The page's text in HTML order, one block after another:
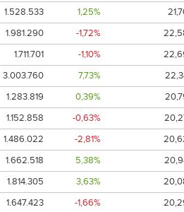
1.528.533 1,25%
1.981.290 -1,72%
1.711.701 -1,10%
3.003.760 7,73%
1.283.819 0,39%
1.152.858 -0,63%
1.486.022 -2,81%
1.662.518 5,38%
1.814.305 3,63%
1.647.423 -1,66%